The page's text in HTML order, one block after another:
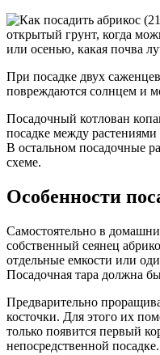
При посадке двух
повреждаются солнцем и
Посадочный котлован
посадке между
В остальном посадочные
схеме.
Особенности
Самостоятельно в
собственный сеянец
отдельные емкости или
Посадочная тара должна
Предварительно
косточки. Для этого их
только появится первый
непосредственной посадке.